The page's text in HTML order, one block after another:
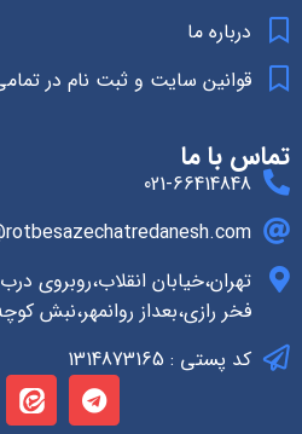
درباره ما
قوانین سایت و ثبت نام در
تماس با ما
021-66414848
تهران،خیابان انقلاب،روبروی
فخر رازی،بعداز روانمهر،نبش
کد پستی : 1314873165